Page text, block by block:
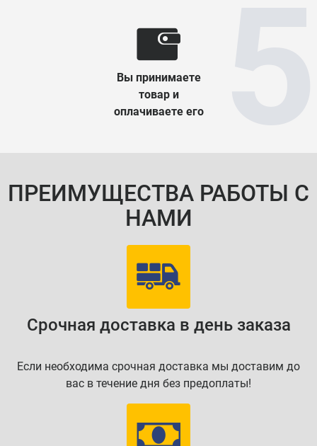
Вы принимаете
товар и
оплачиваете его
ПРЕИМУЩЕСТВА РАБОТЫ С
НАМИ
Срочная доставка в день заказа
Если необходима срочная доставка мы доставим до
вас в течение дня без предоплаты!